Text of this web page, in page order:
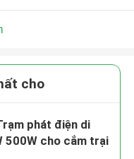
cho
phát điện di
500W cho cắm trại